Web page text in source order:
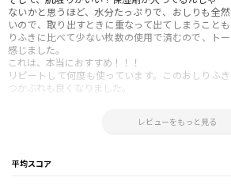
ないかと思うほど、水分たっぷりで、おしりも全
いので、取り出すときに重なって出てしまうこと
りふきに比べて少ない枚数の使用で済むので、ト
感じました。
これは、本当におすすめ！！！
リピートして何度も使っています。このおしりふ
つかぶれも良くなりました。
レビューをもっと見る
平均スコア